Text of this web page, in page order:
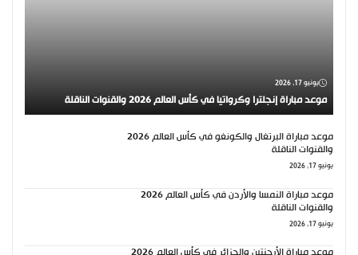
يونيو 17, 2026
موعد مباراة إنجلترا وكرواتيا في كأس العالم 2026 والقنوات الناقلة
موعد مباراة البرتغال والكونغو في كأس العالم 2026
والقنوات الناقلة
يونيو 17, 2026
موعد مباراة النمسا والأردن في كأس العالم 2026
والقنوات الناقلة
يونيو 17, 2026